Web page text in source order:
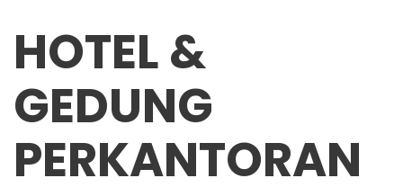
HOTEL &
GEDUNG
PERKANTORAN